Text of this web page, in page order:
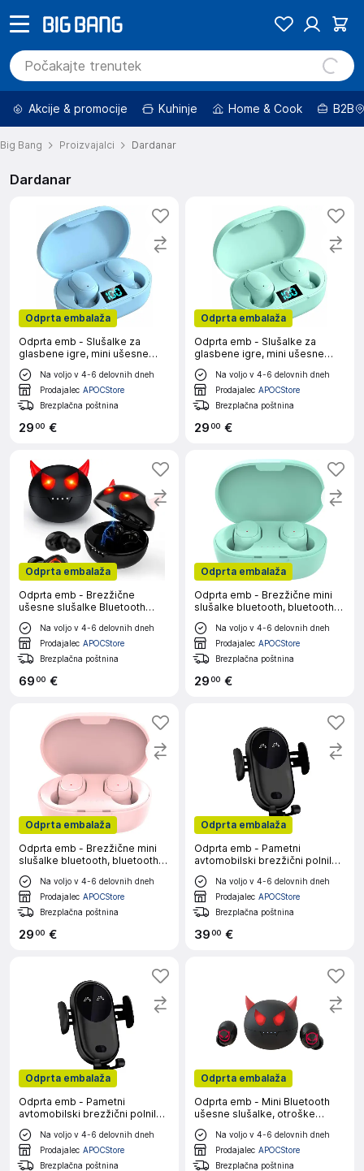
Akcije & promocije Kuhinje Home & Cook B2B
Big Bang Proizvajalci Dardanar
Dardanar
Odprta embalaža
Odprta emb - Slušalke za
glasbene igre, mini ušesne
slušalke in etui za polnjenje,
športne slušalke
Na voljo v 4-6 delovnih dneh
Prodajalec APOCStore
Brezplačna poštnina
2900 €
Odprta embalaža
Odprta emb - Slušalke za
glasbene igre, mini ušesne
slušalke in etui za polnjenje,
športne slušalke
Na voljo v 4-6 delovnih dneh
Prodajalec APOCStore
Brezplačna poštnina
2900 €
Odprta embalaža
Odprta emb - Brezžične
ušesne slušalke Bluetooth
ušesne čepke za odpravljanje
hrupa IPX6 Vodotesne slušalke
Na voljo v 4-6 delovnih dneh
Prodajalec APOCStore
Brezplačna poštnina
6900 €
Odprta embalaža
Odprta emb - Brezžične mini
slušalke bluetooth, bluetooth
slušalke za zmanjšanje hrupa
Na voljo v 4-6 delovnih dneh
Prodajalec APOCStore
Brezplačna poštnina
2900 €
Odprta embalaža
Odprta emb - Brezžične mini
slušalke bluetooth, bluetooth
slušalke za zmanjšanje hrupa
Na voljo v 4-6 delovnih dneh
Prodajalec APOCStore
Brezplačna poštnina
2900 €
Odprta embalaža
Odprta emb - Pametni
avtomobilski brezžični polnilnik
za mobilni telefon, sedež,
pametni avtomobilski mobilni
telefon s samodejnim
zaznavanjem
Na voljo v 4-6 delovnih dneh
Prodajalec APOCStore
Brezplačna poštnina
3900 €
Odprta embalaža
Odprta emb - Pametni
avtomobilski brezžični polnilnik
za mobilni telefon, sedež,
pametni avtomobilski mobilni
telefon s samodejnim
zaznavanjem
Na voljo v 4-6 delovnih dneh
Prodajalec APOCStore
Brezplačna poštnina
Odprta embalaža
Odprta emb - Mini Bluetooth
ušesne slušalke, otroške
brezžične ušesne slušalke,
vodoodporne stereo
brezžične slušalke s prikupnim
ohišjem z
Na voljo v 4-6 delovnih dneh
Prodajalec APOCStore
Brezplačna poštnina